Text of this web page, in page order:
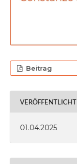
Beitrag
VERÖFFENTLICHT
01.04.2025